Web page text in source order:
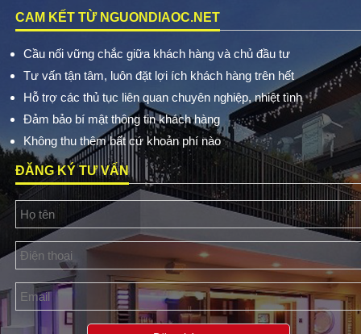
CAM KẾT TỪ NGUONDIAOC.NET
Cầu nối vững chắc giữa khách hàng và chủ đầu tư
Tư vấn tận tâm, luôn đặt lợi ích khách hàng trên hết
Hỗ trợ các thủ tục liên quan chuyên nghiệp, nhiệt tình
Đảm bảo bí mật thông tin khách hàng
Không thu thêm bất cứ khoản phí nào
ĐĂNG KÝ TƯ VẤN